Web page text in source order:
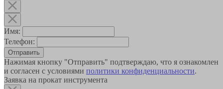
Имя:
Телефон:
Отправить
Нажимая кнопку "Отправить" подтверждаю, что я ознакомлен
и согласен с условиями политики конфиденциальности.
Заявка на прокат инструмента